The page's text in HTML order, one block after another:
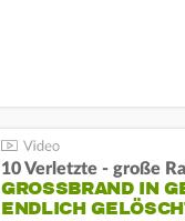
10 Verletzte - große
GROSSBRAND IN
NDLICH GELÖSCHT